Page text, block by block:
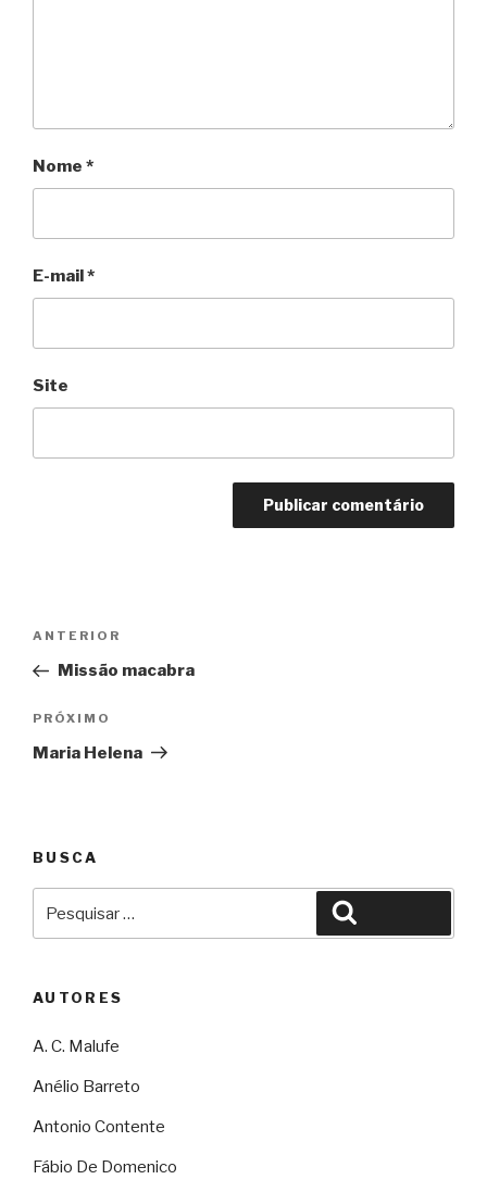
Nome *
E-mail*
Site
Post
Anterior
ANTERIOR
Missão macabra
Próximo
PRÓXIMO
Maria Helena
BUSCA
por:
AUTORES
A. C. Malufe
Anélio Barreto
Antonio Contente
Fábio De Domenico